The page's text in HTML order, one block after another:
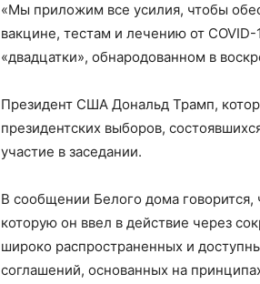
«Мы приложим все усилия, чтобы
вакцине, тестам и лечению от
«двадцатки», обнародованном в
Президент США Дональд Трамп,
президентских выборов,
участие в заседании.
В сообщении Белого дома
которую он ввел в действие через
широко распространенных и
соглашений, основанных на